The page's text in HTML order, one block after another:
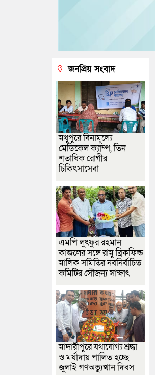
জনপ্রিয় সংবাদ
মধুপুরে বিনামূল্যে
মেডিকেল ক্যাম্প, তিন
শতাধিক রোগীর
চিকিৎসাসেবা
এমপি লুৎফুর রহমান
কাজলের সঙ্গে রামু ব্রিকফিল্ড
মালিক সমিতির নবনির্বাচিত
কমিটির সৌজন্য সাক্ষাৎ
মাদারীপুরে যথাযোগ্য শ্রদ্ধা
ও মর্যাদায় পালিত হচ্ছে
জুলাই গণঅভ্যুত্থান দিবস